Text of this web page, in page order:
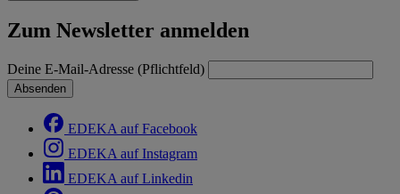
Zum Newsletter anmelden
Deine E-Mail-Adresse (Pflichtfeld)
Absenden
EDEKA auf Facebook
EDEKA auf Instagram
EDEKA auf Linkedin